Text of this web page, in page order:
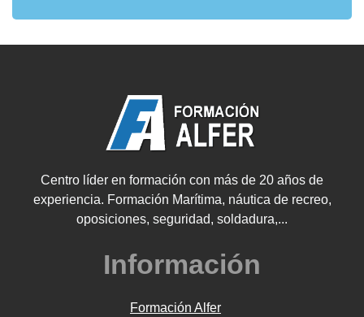
Centro líder en formación con más de 20 años de
experiencia. Formación Marítima, náutica de recreo,
oposiciones, seguridad, soldadura,...
Información
Formación Alfer